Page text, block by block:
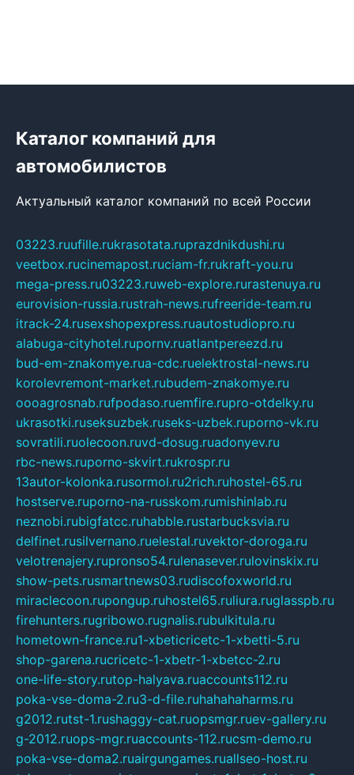
Каталог компаний для
автомобилистов
Актуальный каталог компаний по всей России
03223.ruufille.rukrasotata.ruprazdnikdushi.ru
veetbox.rucinemapost.ruciam-fr.rukraft-you.ru
mega-press.ru03223.ruweb-explore.rurastenuya.ru
eurovision-russia.rustrah-news.rufreeride-team.ru
itrack-24.rusexshopexpress.ruautostudiopro.ru
alabuga-cityhotel.rupornv.ruatlantpereezd.ru
bud-em-znakomye.rua-cdc.ruelektrostal-news.ru
korolevremont-market.rubudem-znakomye.ru
oooagrosnab.rufpodaso.ruemfire.rupro-otdelky.ru
ukrasotki.ruseksuzbek.ruseks-uzbek.ruporno-vk.ru
sovratili.ruolecoon.ruvd-dosug.ruadonyev.ru
rbc-news.ruporno-skvirt.rukrospr.ru
13autor-kolonka.rusormol.ru2rich.ruhostel-65.ru
hostserve.ruporno-na-russkom.rumishinlab.ru
neznobi.rubigfatcc.ruhabble.rustarbucksvia.ru
delfinet.rusilvernano.ruelestal.ruvektor-doroga.ru
velotrenajery.rupronso54.rulenasever.rulovinskix.ru
show-pets.rusmartnews03.rudiscofoxworld.ru
miraclecoon.rupongup.ruhostel65.ruliura.ruglasspb.ru
firehunters.rugribowo.rugnalis.rubulkitula.ru
hometown-france.ru1-xbeticricetc-1-xbetti-5.ru
shop-garena.rucricetc-1-xbetr-1-xbetcc-2.ru
one-life-story.rutop-halyava.ruaccounts112.ru
poka-vse-doma-2.ru3-d-file.ruhahahaharms.ru
g2012.rutst-1.rushaggy-cat.ruopsmgr.ruev-gallery.ru
g-2012.ruops-mgr.ruaccounts-112.rucsm-demo.ru
poka-vse-doma2.ruairgungames.ruallseo-host.ru